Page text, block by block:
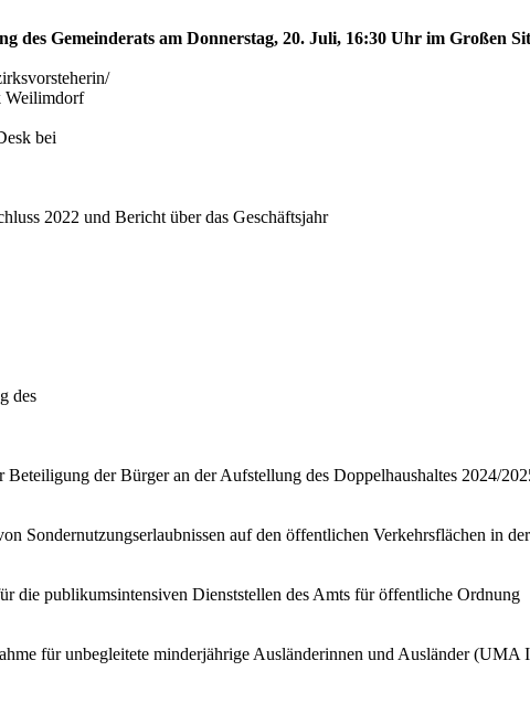
des Gemeinderats am Donnerstag, 20. Juli, 16:30 Uhr im Großen
Weilimdorf
bei
2022 und Bericht über das Geschäftsjahr
des
Beteiligung der Bürger an der Aufstellung des Doppelhaushaltes 2024/
Sondernutzungserlaubnissen auf den öffentlichen Verkehrsflächen in
die publikumsintensiven Dienststellen des Amts für öffentliche Ordnung
für unbegleitete minderjährige Ausländerinnen und Ausländer (UMA